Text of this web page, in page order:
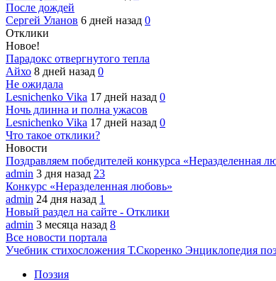
После дождей
Сергей Уланов 6 дней назад 0
Отклики
Новое!
Парадокс отвергнутого тепла
Айхо 8 дней назад 0
Не ожидала
Lesnichenko Vika 17 дней назад 0
Ночь длинна и полна ужасов
Lesnichenko Vika 17 дней назад 0
Что такое отклики?
Новости
Поздравляем победителей конкурса «Неразделенная
admin 3 дня назад 23
Конкурс «Неразделенная любовь»
admin 24 дня назад 1
Новый раздел на сайте - Отклики
admin 3 месяца назад 8
Все новости портала
Учебник стихосложения Т.Скоренко Энциклопедия
Поэзия